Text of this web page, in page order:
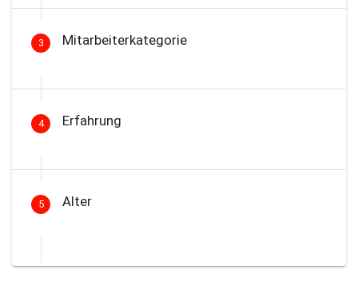
3 Mitarbeiterkategorie
4 Erfahrung
5 Alter